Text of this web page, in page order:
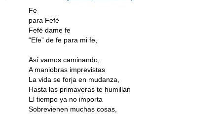
Fe
para Fefé
Fefé dame fe
“Efe” de fe para mi fe,
Así vamos caminando,
A maniobras imprevistas
La vida se forja en mudanza,
Hasta las primaveras te humillan
El tiempo ya no importa
Sobrevienen muchas cosas,